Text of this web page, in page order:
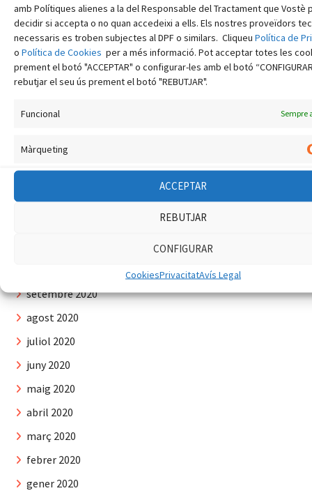
amb Polítiques alienes a la del Responsable del Tractament que Vostè
decidir si accepta o no quan accedeixi a ells. Els nostres proveïdors
necessaris es troben subjectes al DPF o similars. Cliqueu Política de
o Política de Cookies per a més informació. Pot acceptar totes les
prement el botó "ACCEPTAR" o configurar-les amb el botó
rebutjar el seu ús prement el botó "REBUTJAR".
Funcional Sempre
Màrqueting
ACCEPTAR
REBUTJAR
CONFIGURAR
CookiesPrivacitatAvís Legal
setembre 2021
agost 2021
juliol 2021
juny 2021
març 2021
febrer 2021
gener 2021
setembre 2020
agost 2020
juliol 2020
juny 2020
maig 2020
abril 2020
març 2020
febrer 2020
gener 2020